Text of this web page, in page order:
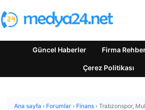
Güncel Haberler Firma
Çerez Politikası
Ana sayfa › Forumlar › Finans › Trabzonspor,